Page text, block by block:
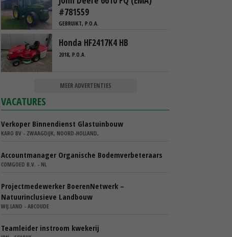
#781559
GEBRUIKT, P.O.A.
Honda HF2417K4 HB
2018, P.O.A.
MEER ADVERTENTIES
VACATURES
Verkoper Binnendienst Glastuinbouw
KARO BV - ZWAAGDIJK, NOORD-HOLLAND,
Accountmanager Organische Bodemverbeteraars
COMGOED B.V. - NL
Projectmedewerker BoerenNetwerk –
Natuurinclusieve Landbouw
WIJ.LAND - ABCOUDE
Teamleider instroom kwekerij